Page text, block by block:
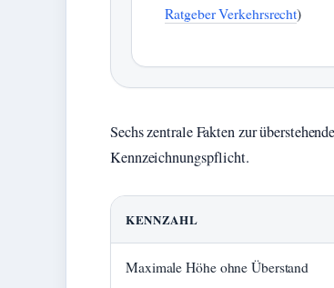
Ratgeber Verkehrsrecht)
Sechs zentrale Fakten zur
Kennzeichnungspflicht.
KENNZAHL
Maximale Höhe ohne Überstand